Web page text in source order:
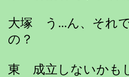
大塚 う...ん、それ
の？
東 成立しないかも